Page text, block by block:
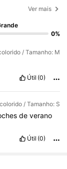
Ver mais
0%
/ Tamanho: M
Útil (0)
/ Tamanho: S
deverano
Útil (0)